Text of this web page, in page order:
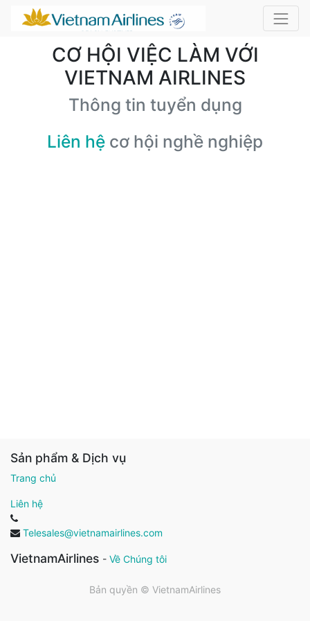
CƠ HỘI VIỆC LÀM VỚI
VIETNAM AIRLINES
Thông tin tuyển dụng
Liên hệ cơ hội nghề nghiệp
Sản phẩm & Dịch vụ
Trang chủ
Liên hệ
Telesales@vietnamairlines.com
VietnamAirlines - Về Chúng tôi
Bản quyền © VietnamAirlines